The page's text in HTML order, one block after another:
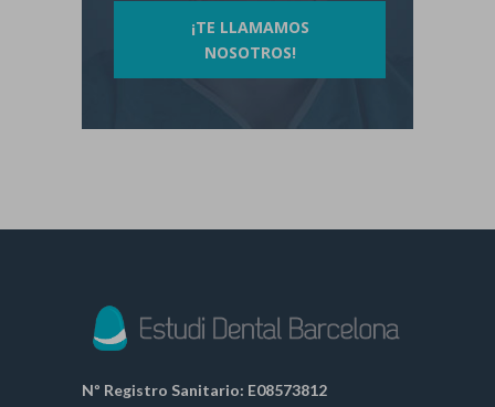
¡TE LLAMAMOS
NOSOTROS!
Nº Registro Sanitario: E08573812